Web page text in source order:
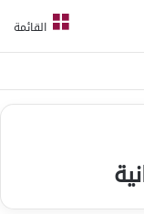
القائمة